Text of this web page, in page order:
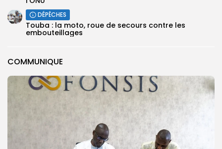
COMMUNIQUE
DÉPÊCHES
Touba : la moto, roue de secours contre les
embouteillages